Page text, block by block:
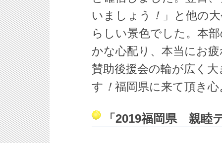
いましょう
！ 」と他の
らしい景色でした。本
かな心配り、本当にお
賛助後援会の輪が広く
す ！ 福岡県に来て頂き
「2019福岡県 親睦